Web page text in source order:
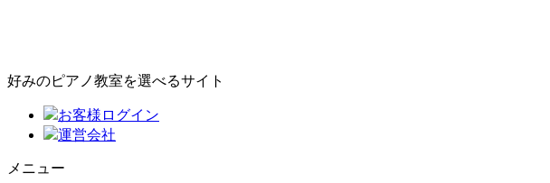
好みのピアノ教室を選べるサイト
お客様ログイン
運営会社
メニュー